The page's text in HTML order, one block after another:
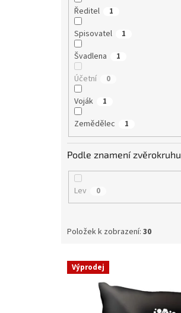
Ředitel 1
Spisovatel 1
Švadlena 1
Účetní 0
Voják 1
Zemědělec 1
Podle znamení zvěrokruhu
Lev 0
Položek k zobrazení: 30
V Výprodej